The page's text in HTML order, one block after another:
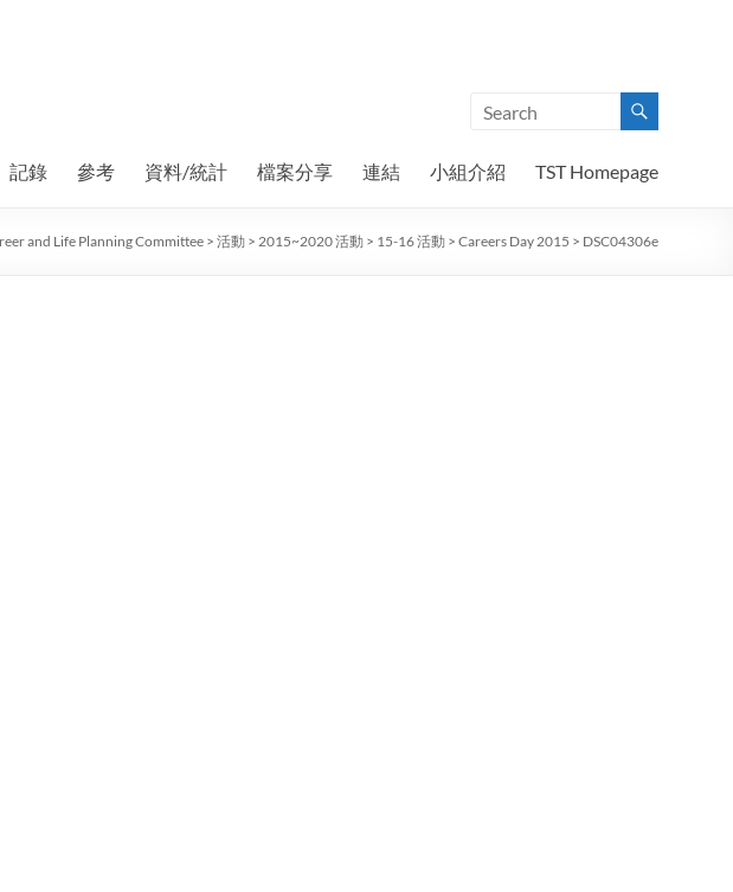
記錄 參考 資料/統計 檔案分享 連結 小組介紹 TST Homepage
and Life Planning Committee > 活動 > 2015~2020 活動 > 15-16 活動 > Careers Day 2015 > DSC04306e